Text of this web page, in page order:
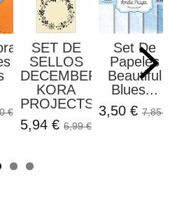
SET DE
SELLOS
KORA
PROJECTS
5,94 €6,99 €
Set De
Papeles
Beautiful
Blues...
3,50 €7,85 €